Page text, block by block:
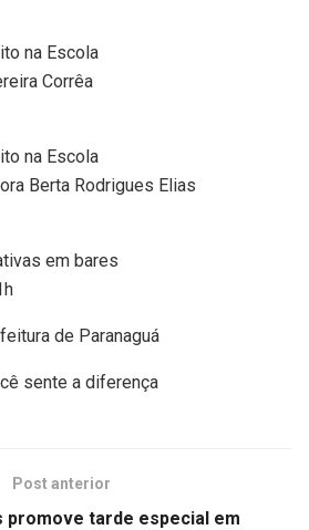
na Escola
Corrêa
na Escola
Berta Rodrigues Elias
em bares
de Paranaguá
sente a diferença
Post anterior
promove tarde especial em